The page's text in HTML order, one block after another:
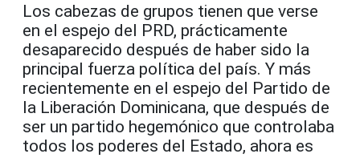
Los cabezas de grupos tienen que verse
en el espejo del PRD, prácticamente
desaparecido después de haber sido la
principal fuerza política del país. Y más
recientemente en el espejo del Partido de
la Liberación Dominicana, que después de
ser un partido hegemónico que controlaba
todos los poderes del Estado, ahora es